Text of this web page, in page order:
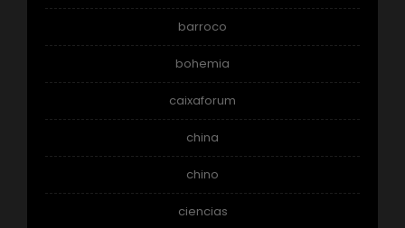
barroco
bohemia
caixaforum
china
chino
ciencias